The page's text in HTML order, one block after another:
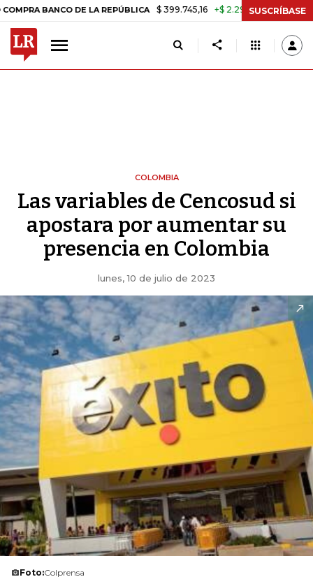
BANCO DE LA REPÚBLICA $ 399.745,16 +$ 2.295,71 +0,58% TASA
SUSCRÍBASE
COLOMBIA
Las variables de Cencosud si
apostara por aumentar su
presencia en Colombia
lunes, 10 de julio de 2023
Foto:Colprensa